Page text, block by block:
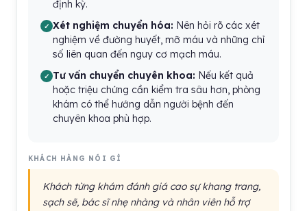
định kỳ.
Xét nghiệm chuyển hóa: Nên hỏi rõ các xét
nghiệm về đường huyết, mỡ máu và những chỉ
số liên quan đến nguy cơ mạch máu.
Tư vấn chuyển chuyên khoa: Nếu kết quả
hoặc triệu chứng cần kiểm tra sâu hơn, phòng
khám có thể hướng dẫn người bệnh đến
chuyên khoa phù hợp.
KHÁCH HÀNG NÓI GÌ
Khách từng khám đánh giá cao sự khang trang,
sạch sẽ, bác sĩ nhẹ nhàng và nhân viên hỗ trợ